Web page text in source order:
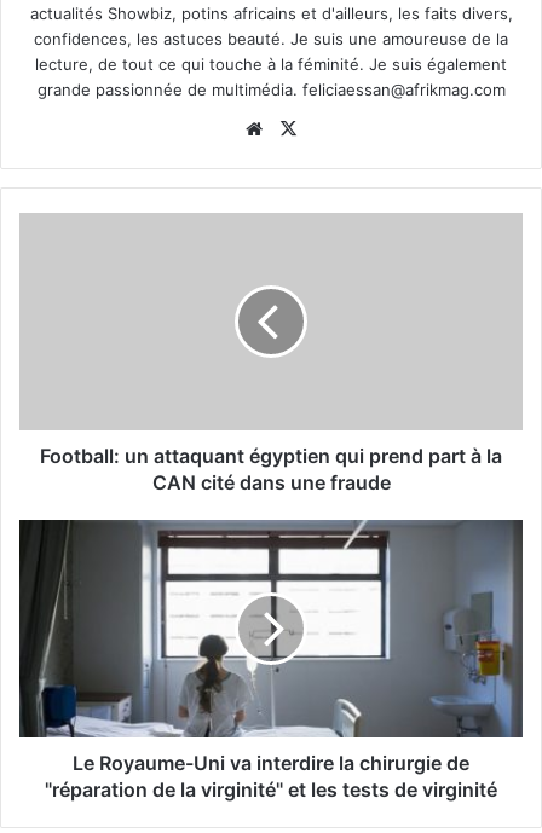
actualités Showbiz, potins africains et d'ailleurs, les faits divers,
confidences, les astuces beauté. Je suis une amoureuse de la
lecture, de tout ce qui touche à la féminité. Je suis également
grande passionnée de multimédia. feliciaessan@afrikmag.com
Website
Football: un attaquant égyptien qui prend part à la
CAN cité dans une fraude
Le Royaume-Uni va interdire la chirurgie de
"réparation de la virginité" et les tests de virginité